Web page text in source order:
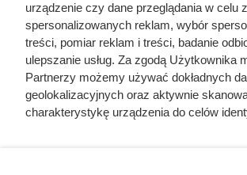
Doprowadził do śmierci
liczby ludzi niż Hitler i
razem wzięci. Mimo to
jako bohatera
urządzenie czy dane przeglądania w celu
spersonalizowanych reklam, wybór
treści, pomiar reklam i treści, badanie
ulepszanie usług. Za zgodą Użytkownika
Partnerzy możemy używać dokładnych
geolokalizacyjnych oraz aktywnie
charakterystykę urządzenia do celów